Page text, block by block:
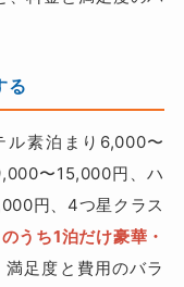
る
ル素泊まり6,000〜
〜15,000円、ハ
円、4つ星クラス
うち1泊だけ豪華・
足度と費用のバラ